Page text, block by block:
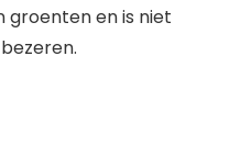
groenten en is niet